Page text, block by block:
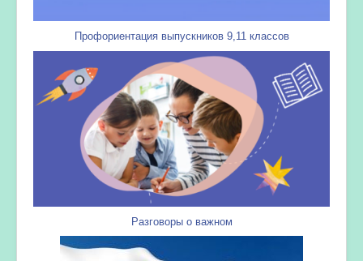
Профориентация выпускников 9,11 классов
Разговоры о важном